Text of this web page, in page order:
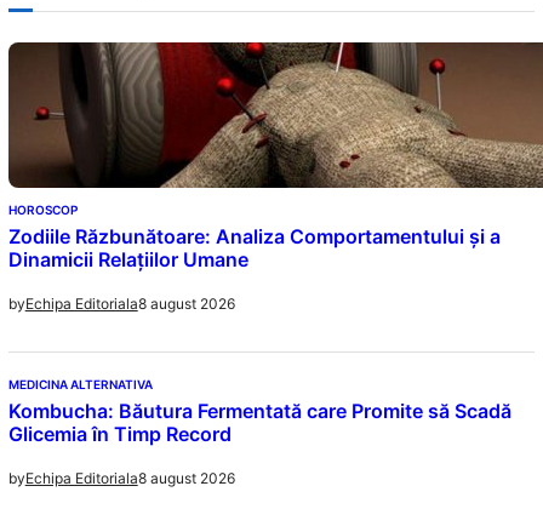
HOROSCOP
Zodiile Răzbunătoare: Analiza Comportamentului și a
Dinamicii Relațiilor Umane
byEchipa Editoriala8 august 2026
MEDICINA ALTERNATIVA
Kombucha: Băutura Fermentată care Promite să Scadă
Glicemia în Timp Record
byEchipa Editoriala8 august 2026